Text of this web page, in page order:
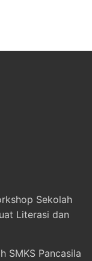
Sekolah
Literasi dan
SMKS Pancasila